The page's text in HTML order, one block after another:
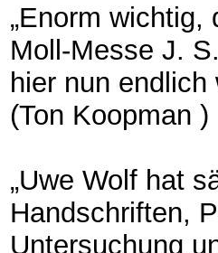
„Enorm
Moll-Messe J.
hier nun
(Ton Koopman )
„Uwe Wolf hat
Handschriften,
Untersuchung